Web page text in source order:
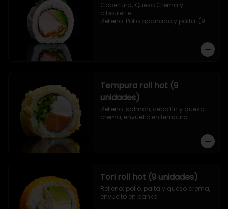
Cobertura; Queso Crema y
ciboulette
Relleno: Pollo apanado y palta. (9
Tempura roll hot (9
unidades)
Relleno: salmón, cebollín y queso
crema, envuelto en tempura.
Tori roll hot (9 unidades)
Relleno: pollo, palta y queso crema,
envuelto en panko.